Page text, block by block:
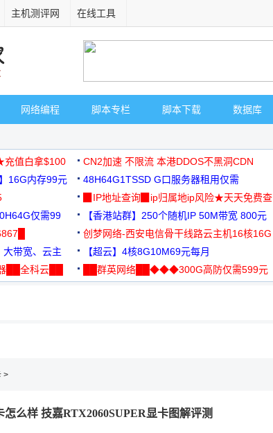
主机测评网 在线工具
网络编程 脚本专栏 脚本下载 数据库
充值白拿$100 CN2加速 不限流 本港DDOS不黑洞CDN
16G内存99元
48H64G1TSSD G口服务器租用仅需
3000+可免费测试
▉IP地址查询▉ip归属地ip风险★天天免费查
仅需99
【香港站群】250个随机IP 50M带宽 800元
创梦网络-西安电信骨干线路云主机16核16G
88元/月
大带宽、云主
【超云】4核8G10M69元每月
██全科云██
██群英网络██◆◆◆300G高防仅需599元
>
么样 技嘉RTX2060SUPER显卡图解评测